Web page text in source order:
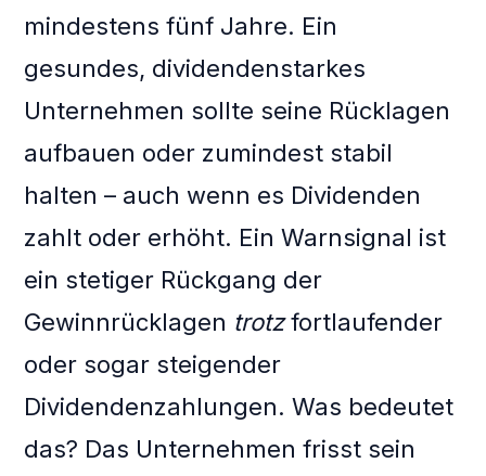
mindestens fünf Jahre. Ein
gesundes, dividendenstarkes
Unternehmen sollte seine Rücklagen
aufbauen oder zumindest stabil
halten – auch wenn es Dividenden
zahlt oder erhöht. Ein Warnsignal ist
ein stetiger Rückgang der
Gewinnrücklagen trotzfortlaufender
oder sogar steigender
Dividendenzahlungen. Was bedeutet
das? Das Unternehmen frisst sein